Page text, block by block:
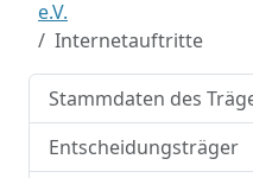
e.V.
Internetauftritte
Stammdaten des
Entscheidungsträger